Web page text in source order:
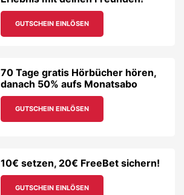
GUTSCHEIN EINLÖSEN
70 Tage gratis Hörbücher hören,
danach 50% aufs Monatsabo
GUTSCHEIN EINLÖSEN
10€ setzen, 20€ FreeBet sichern!
GUTSCHEIN EINLÖSEN